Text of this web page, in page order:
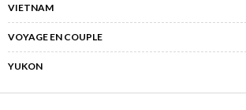
VIETNAM
VOYAGE EN COUPLE
YUKON